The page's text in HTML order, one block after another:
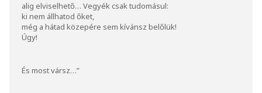
alig elviselhető… Vegyék csak tudomásul:
ki nem állhatod őket,
még a hátad közepére sem kívánsz belőlük!
Úgy!
És most vársz…”